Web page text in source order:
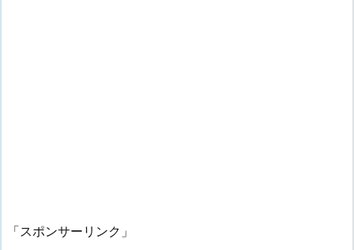
「スポンサーリンク」